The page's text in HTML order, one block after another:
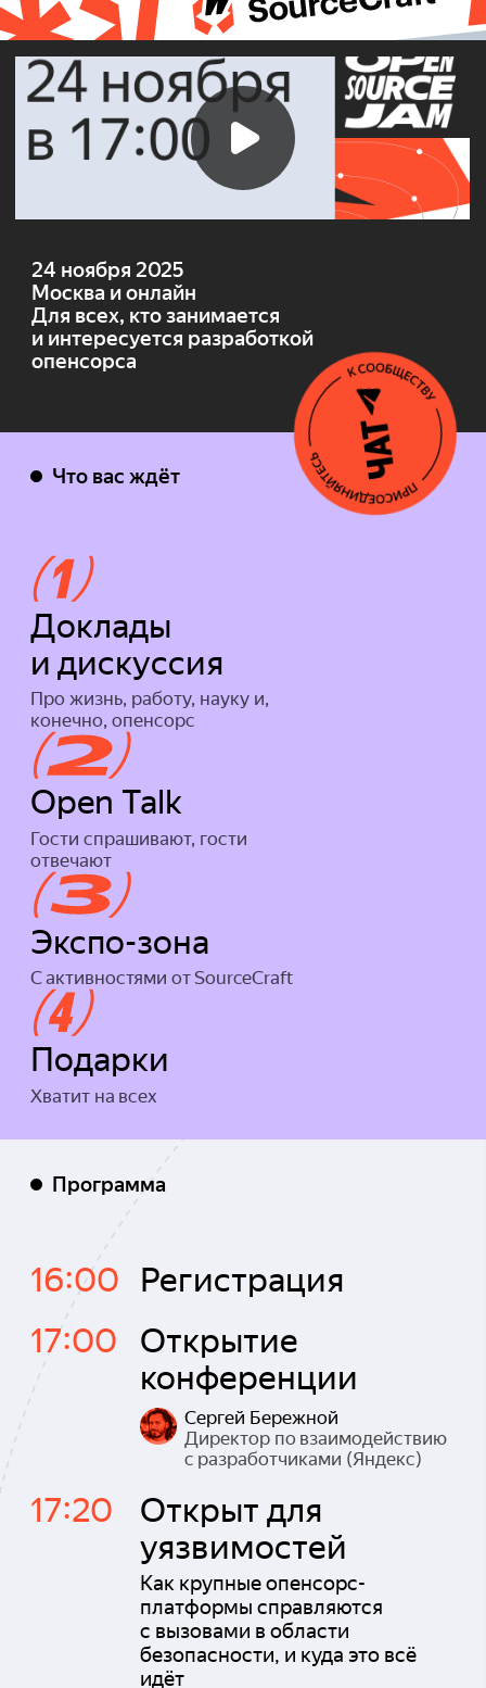
Для всех, кто занимается
и интересуется разработкой
опенсорса
24 ноября 2025
Москва и онлайн
Что вас ждёт
Доклады
и дискуссия
Про жизнь, работу, науку и,
конечно, опенсорс
Open Talk
Гости спрашивают, гости
отвечают
Экспо-зона
С активностями от SourceCraft
Подарки
Хватит на всех
Программа
16:00 Регистрация
17:00
Открытие
конференции
Сергей Бережной
Директор по взаимодействию
с разработчиками (Яндекс)
17:20
Открыт для
уязвимостей
Как крупные опенсорс-
платформы справляются
с вызовами в области
безопасности, и куда это всё
идёт